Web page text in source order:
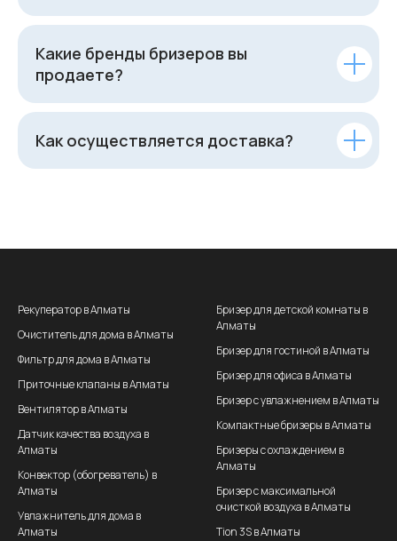
Какие бренды бризеров вы
продаете?
Как осуществляется доставка?
Рекуператор в Алматы
Очиститель для дома в Алматы
Фильтр для дома в Алматы
Приточные клапаны в Алматы
Вентилятор в Алматы
Датчик качества воздуха в
Алматы
Конвектор (обогреватель) в
Алматы
Увлажнитель для дома в
Алматы
Бризер для детской комнаты в
Алматы
Бризер для гостиной в Алматы
Бризер для офиса в Алматы
Бризер с увлажнением в Алматы
Компактные бризеры в Алматы
Бризеры с охлаждением в
Алматы
Бризер с максимальной
очисткой воздуха в Алматы
Tion 3S в Алматы